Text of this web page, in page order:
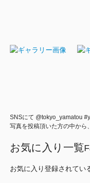
SNSにて @tokyo_yamatou
写真を投稿頂いた方の中から
お気に入り一覧
お気に入り登録されてい